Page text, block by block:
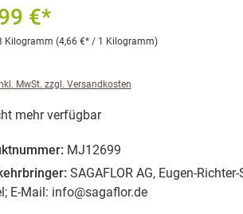
€*
Kilogramm (4,66 €* / 1 Kilogramm)
MwSt. zzgl. Versandkosten
mehr verfügbar
MJ12699
SAGAFLOR AG, Eugen-
E-Mail: info@sagaflor.de